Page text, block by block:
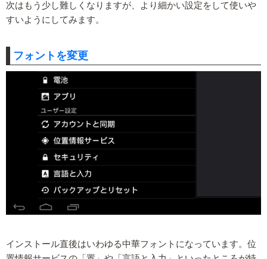
次はもう少し難しくなりますが、より細かい設定をして使いや
すいようにしてみます。
フォントを変更
インストール直後はいわゆる中華フォントになっています。位